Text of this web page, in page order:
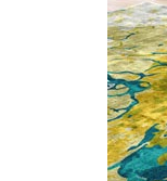
Brand Von Egmond
Concept Verre
CVL Luminaires
Elstead Lighting